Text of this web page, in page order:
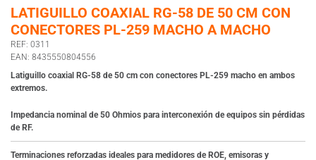
LATIGUILLO COAXIAL RG-58 DE 50 CM CON
CONECTORES PL-259 MACHO A MACHO
REF: 0311
EAN: 8435550804556
Latiguillo coaxial RG-58 de 50 cm con conectores PL-259 macho en ambos
extremos.
Impedancia nominal de 50 Ohmios para interconexión de equipos sin pérdidas
de RF.
Terminaciones reforzadas ideales para medidores de ROE, emisoras y